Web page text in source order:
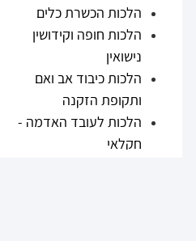
הלכות הכשרת כלים
הלכות חופה וקידושין
נישואין
הלכות כיבוד אב ואם
ותקופת הזקנה
הלכות לעובד האדמה -
חקלאי